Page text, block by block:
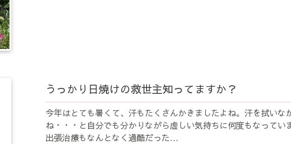
うっかり日焼けの救世主知ってますか？
今年はとても暑くて、汗もたくさんかきましたよね。汗を拭い
ね・・・と自分でも分かりながら虚しい気持ちに何度もなって
出張治療もなんとなく過酷だった...